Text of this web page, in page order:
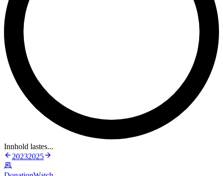
Innhold lastes...
20232025